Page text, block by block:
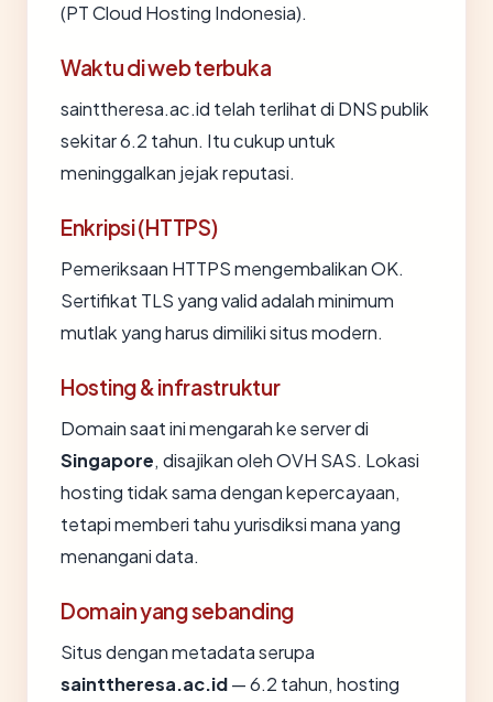
(PT Cloud Hosting Indonesia).
Waktu di web terbuka
sainttheresa.ac.id telah terlihat di DNS publik
sekitar 6.2 tahun. Itu cukup untuk
meninggalkan jejak reputasi.
Enkripsi (HTTPS)
Pemeriksaan HTTPS mengembalikan OK.
Sertifikat TLS yang valid adalah minimum
mutlak yang harus dimiliki situs modern.
Hosting & infrastruktur
Domain saat ini mengarah ke server di
Singapore, disajikan oleh OVH SAS. Lokasi
hosting tidak sama dengan kepercayaan,
tetapi memberi tahu yurisdiksi mana yang
menangani data.
Domain yang sebanding
Situs dengan metadata serupa
sainttheresa.ac.id— 6.2 tahun, hosting